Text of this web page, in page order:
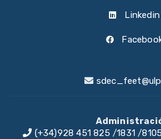
Linkedin
(+34)928 451 825 /1831/8105